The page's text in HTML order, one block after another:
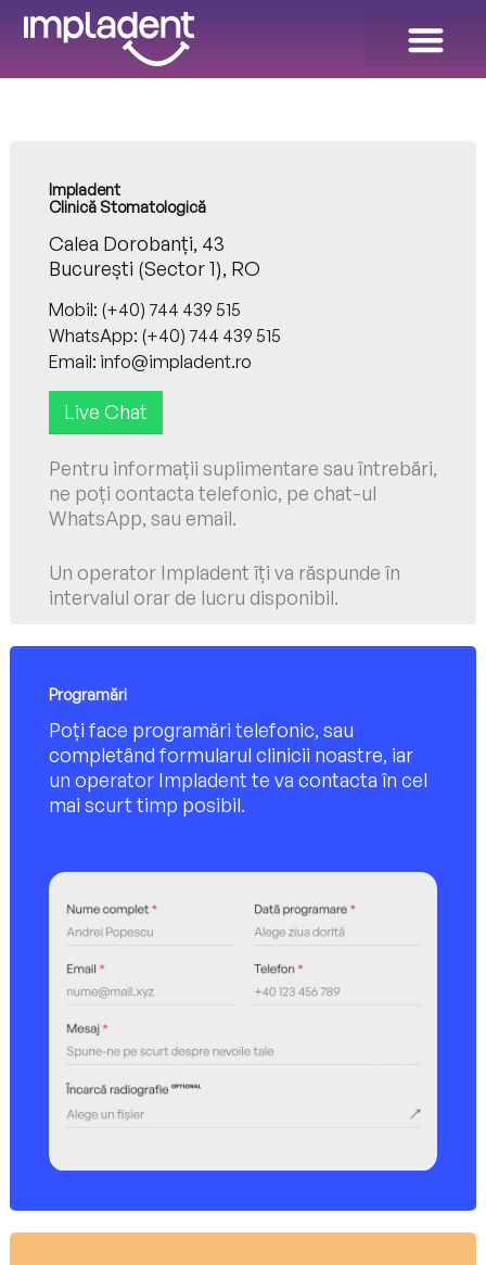
Impladent
Clinică Stomatologică
Calea Dorobanți, 43
București (Sector 1), RO
Mobil: (+40) 744 439 515
WhatsApp: (+40) 744 439 515
Email: info@impladent.ro
Live Chat
Pentru informații suplimentare sau întrebări,
ne poți contacta telefonic, pe chat-ul
WhatsApp, sau email.
Un operator Impladent îți va răspunde în
intervalul orar de lucru disponibil.
Programări
Poți face programări telefonic, sau
completând formularul clinicii noastre, iar
un operator Impladent te va contacta în cel
mai scurt timp posibil.